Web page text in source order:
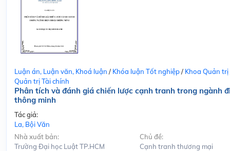
Luận án, Luận văn, Khoá luận / Khóa luận Tốt nghiệp/ Khoa Quản trị
Quản trị Tài chính
Phân tích và đánh giá chiến lược cạnh tranh trong ngành
thông minh
Tác giả:
La, Bội Văn
Nhà xuất bản:
Trường Đại học Luật TP.HCM
Chủ đề:
Cạnh tranh thương mại